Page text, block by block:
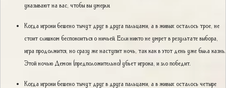
указывают на вас, чтобы вы умерли.
Когда игроки бешено тычут друг в друга пальцами, а в живых осталось трое, не
стоит слишком беспокоиться о ничьей. Если никто не умрет в результате выбора,
игра продолжится, но сразу же наступит ночь, так как в этот день уже была казнь.
Этой ночью Демон (предположительно) убьет игрока, и зло победит.
Когда игроки бешено тычут друг в друга пальцами, а в живых осталось четыре